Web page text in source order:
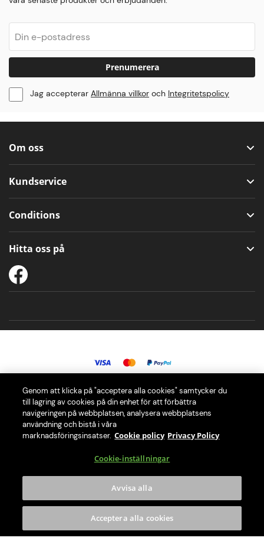
Prenumerera
Jag accepterar Allmänna villkor och Integritetspolicy
Om oss
Kundservice
Conditions
Hitta oss på
© 2026 PerfectDraft Europe SAS. Alla rättigheter förbehållna.
Vår PerfectDraft öltapp ger dig den ultimata ölupplevelsen i hemmet
med ett urval på över 40 olika fat.
PerfectDraft Europe SAS är medlem i El-Kretsens WEEE
Compliance-system. Besök El-Kretsens webbplats (https://www.el-
kretsen.se/ ) för information om hur du gör dig av med ditt
hushållsavfall.
Drick ansvarsfullt
Genom att klicka på "acceptera alla cookies" samtycker du
till lagring av cookies på din enhet för att förbättra
navigeringen på webbplatsen, analysera webbplatsens
användning och bistå i våra
marknadsföringsinsatser. Cookie policy Privacy Policy
Cookie-inställningar
Avvisa alla
Acceptera alla cookies